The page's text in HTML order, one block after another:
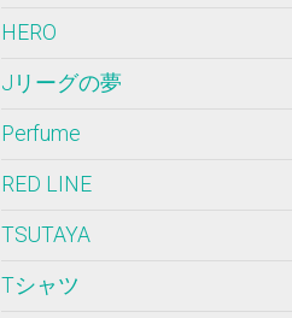
HERO
Jリーグの夢
Perfume
RED LINE
TSUTAYA
Tシャツ